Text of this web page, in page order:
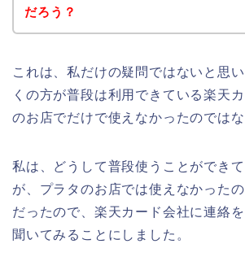
だろう？
これは、私だけの疑問ではないと思
くの方が普段は利用できている楽天
のお店でだけで使えなかったのでは
私は、どうして普段使うことができ
が、プラタのお店では使えなかった
だったので、楽天カード会社に連絡
聞いてみることにしました。